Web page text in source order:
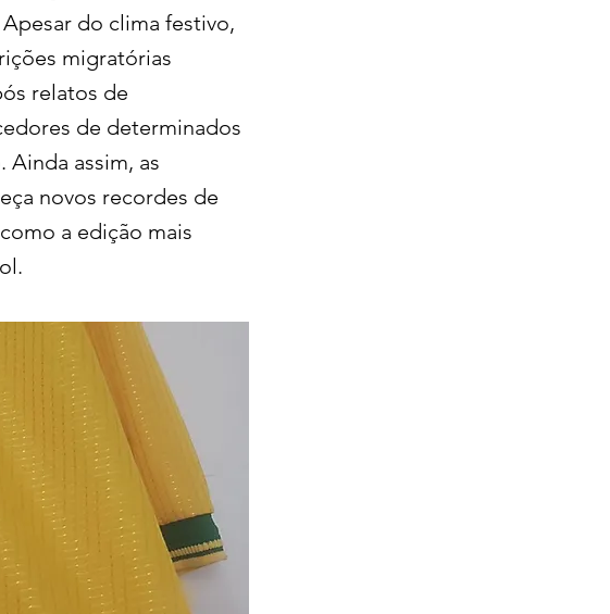
do clima festivo,
migratórias
relatos de
de determinados
assim, as
novos recordes de
a edição mais